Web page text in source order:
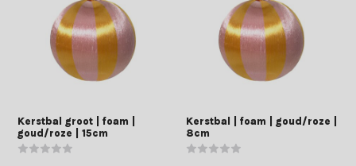
Kerstbal groot | foam |
goud/roze | 15cm
Kerstbal | foam | goud/roze |
8cm